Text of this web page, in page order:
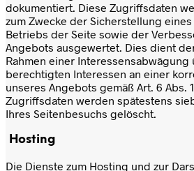
dokumentiert. Diese Zugriffsdaten
zum Zwecke der Sicherstellung
Betriebs der Seite sowie der
Angebots ausgewertet. Dies dient
Rahmen einer
berechtigten Interessen an einer
unseres Angebots gemäß Art. 6 Abs. 1
Zugriffsdaten werden spätestens
Ihres Seitenbesuchs gelöscht.
Hosting
Die Dienste zum Hosting und zur